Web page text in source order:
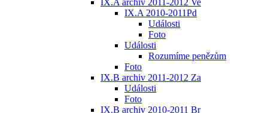
IX.A archiv 2011-2012 Ve
IX.A 2010-2011Pd
Události
Foto
Události
Rozumíme penězům
Foto
IX.B archiv 2011-2012 Za
Události
Foto
IX.B archiv 2010-2011 Br